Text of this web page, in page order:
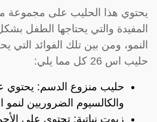
يحتوي هذا الحليب على مجموعة من
المفيدة والتي يحتاجها الطفل
النمو، ومن بين تلك الفوائد
حليب اس 26 كل مما يلي:
حليب منزوع الدسم: يحتوي
والكالسيوم الضروريين لنمو
زيوت نباتية: تحتوي على